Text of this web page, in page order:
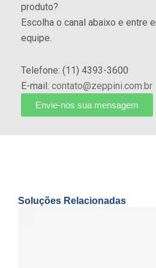
produto?
Escolha o canal abaixo e entre
equipe.
Telefone: (11) 4393-3600
E-mail: contato@zeppini.com.br
Envie-nos sua mensagem
Soluções Relacionadas